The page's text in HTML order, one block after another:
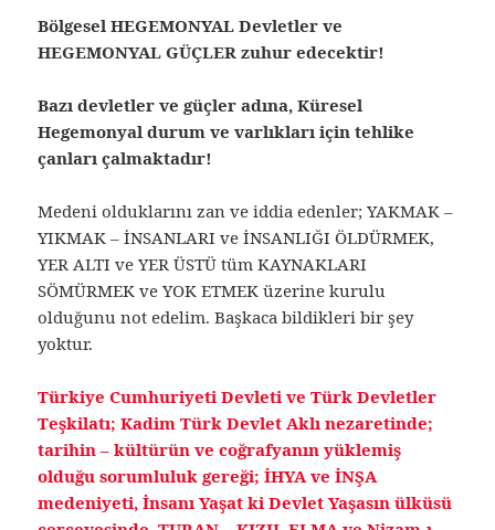
Bölgesel HEGEMONYAL Devletler ve
HEGEMONYAL GÜÇLER zuhur edecektir!
Bazı devletler ve güçler adına, Küresel
Hegemonyal durum ve varlıkları için tehlike
çanları çalmaktadır!
Medeni olduklarını zan ve iddia edenler; YAKMAK –
YIKMAK – İNSANLARI ve İNSANLIĞI ÖLDÜRMEK,
YER ALTI ve YER ÜSTÜ tüm KAYNAKLARI
SÖMÜRMEK ve YOK ETMEK üzerine kurulu
olduğunu not edelim. Başkaca bildikleri bir şey
yoktur.
Türkiye Cumhuriyeti Devleti ve Türk Devletler
Teşkilatı; Kadim Türk Devlet Aklı nezaretinde;
tarihin – kültürün ve coğrafyanın yüklemiş
olduğu sorumluluk gereği; İHYA ve İNŞA
medeniyeti, İnsanı Yaşat ki Devlet Yaşasın ülküsü